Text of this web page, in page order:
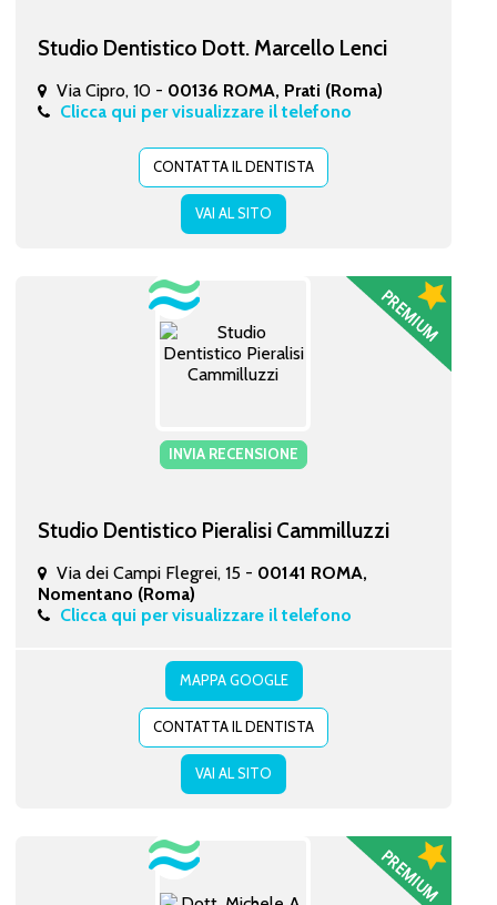
Studio Dentistico Dott. Marcello Lenci
Via Cipro, 10 - 00136 ROMA, Prati (Roma)
Clicca qui per visualizzare il telefono
CONTATTA IL DENTISTA
VAI AL SITO
INVIA RECENSIONE
Studio Dentistico Pieralisi Cammilluzzi
Via dei Campi Flegrei, 15 - 00141 ROMA,
Nomentano (Roma)
Clicca qui per visualizzare il telefono
MAPPA GOOGLE
CONTATTA IL DENTISTA
VAI AL SITO